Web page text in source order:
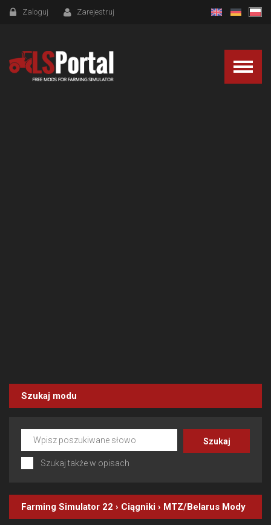
Zaloguj Zarejestruj
Szukaj modu
Szukaj także w opisach
Farming Simulator 22 › Ciągniki › MTZ/Belarus Mody